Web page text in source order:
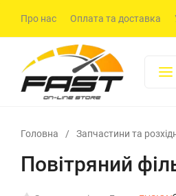
Про нас Оплата та доставка
Головна / Запчастини та
Повітряний